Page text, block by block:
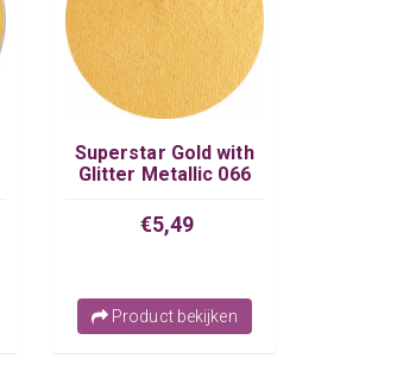
Superstar Gold with
Glitter Metallic 066
€5,49
Product bekijken